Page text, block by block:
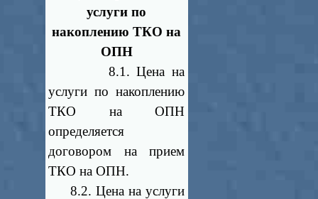
услуги по
накоплению ТКО на
ОПН
8.1. Цена на
услуги по накоплению
ТКО на ОПН
определяется
договором на прием
ТКО на ОПН.
8.2. Цена на услуги